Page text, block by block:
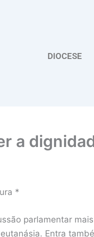
DIOCESE
a
*
parlamentar
Entra